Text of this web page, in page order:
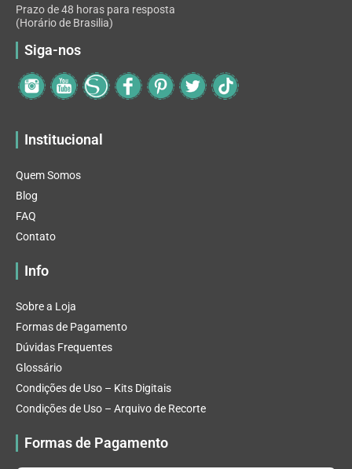
Prazo de 48 horas para resposta
(Horário de Brasilia)
Siga-nos
Institucional
Quem Somos
Blog
FAQ
Contato
Info
Sobre a Loja
Formas de Pagamento
Dúvidas Frequentes
Glossário
Condições de Uso – Kits Digitais
Condições de Uso – Arquivo de Recorte
Formas de Pagamento